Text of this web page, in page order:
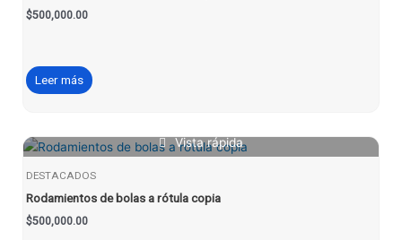
$500,000.00
Leer más
Vista rápida
DESTACADOS
Rodamientos de bolas a rótula copia
$500,000.00